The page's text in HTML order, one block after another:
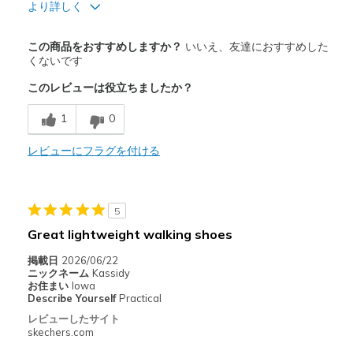
より詳しく
Poor Quality
hard to slip off
sole is very thin will have to see how it wears,
以下に最適
Width
Sizing
Feels true to size
この商品をおすすめしますか？ いいえ、友達におすすめした
くないです
このレビューは役立ちましたか？
1 0
レビューにフラグを付ける
5
Great lightweight walking shoes
掲載日 2026/06/22
ニックネーム Kassidy
お住まい Iowa
Describe Yourself Practical
レビューしたサイト
skechers.com